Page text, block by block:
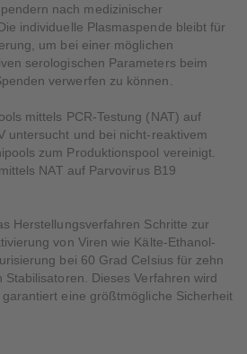
nach medizinischer
individuelle Plasmaspende bleibt für
um bei einer möglichen
serologischen Parameters beim
verwerfen zu können.
mittels PCR-Testung (NAT) auf
untersucht und bei nicht-reaktivem
zum Produktionspool vereinigt.
NAT auf Parvovirus B19
Herstellungsverfahren Schritte zur
von Viren wie Kälte-Ethanol-
bei 60 Grad Celsius für zehn
Dieses Verfahren wird
eine größtmögliche Sicherheit